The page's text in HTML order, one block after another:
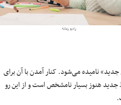
رادیو زمانه
نامیده می‌شود. کنار آمدن با آن برای
جدید هنوز بسیار نامشخص است و از این رو